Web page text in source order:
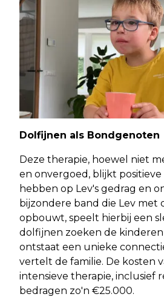
Dolfijnen als Bondgenoten
Deze therapie, hoewel niet
en onvergoed, blijkt
hebben op Lev's gedrag en
bijzondere band die Lev met
opbouwt, speelt hierbij een
dolfijnen zoeken de
ontstaat een unieke
vertelt de familie. De kosten
intensieve therapie, inclusief
bedragen zo'n €25.000.